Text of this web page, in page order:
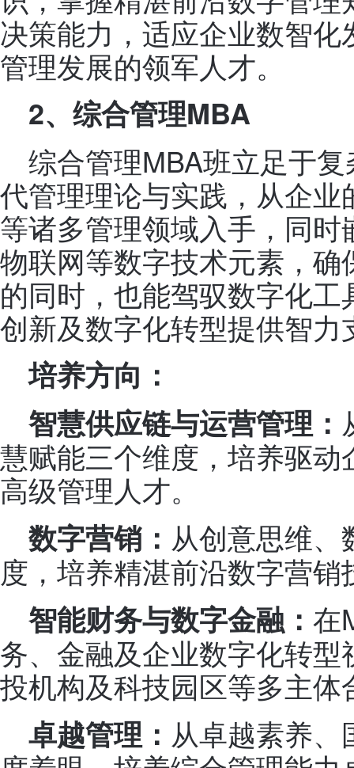
决策能力，适应企业数智
管理发展的领军人才。
2、综合管理MBA
综合管理MBA班立足于
代管理理论与实践，从企
等诸多管理领域入手，同
物联网等数字技术元素，
的同时，也能驾驭数字化
创新及数字化转型提供智力
培养方向：
智慧供应链与运营管理：
慧赋能三个维度，培养驱
高级管理人才。
数字营销： 从创意思维
度，培养精湛前沿数字营销
智能财务与数字金融： 在
务、金融及企业数字化转
投机构及科技园区等多主体
卓越管理： 从卓越素养